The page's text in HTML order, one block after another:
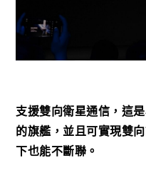
支援雙向衛星通信，這
的旗艦，並且可實現雙
下也能不斷聯。